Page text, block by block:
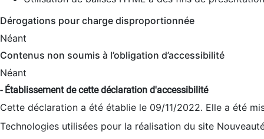
Dérogations pour charge disproportionnée
Néant
Contenus non soumis à l’obligation d’accessibilité
Néant
- Établissement de cette déclaration d'accessibilité
Cette déclaration a été établie le 09/11/2022. Elle a été
Technologies utilisées pour la réalisation du site